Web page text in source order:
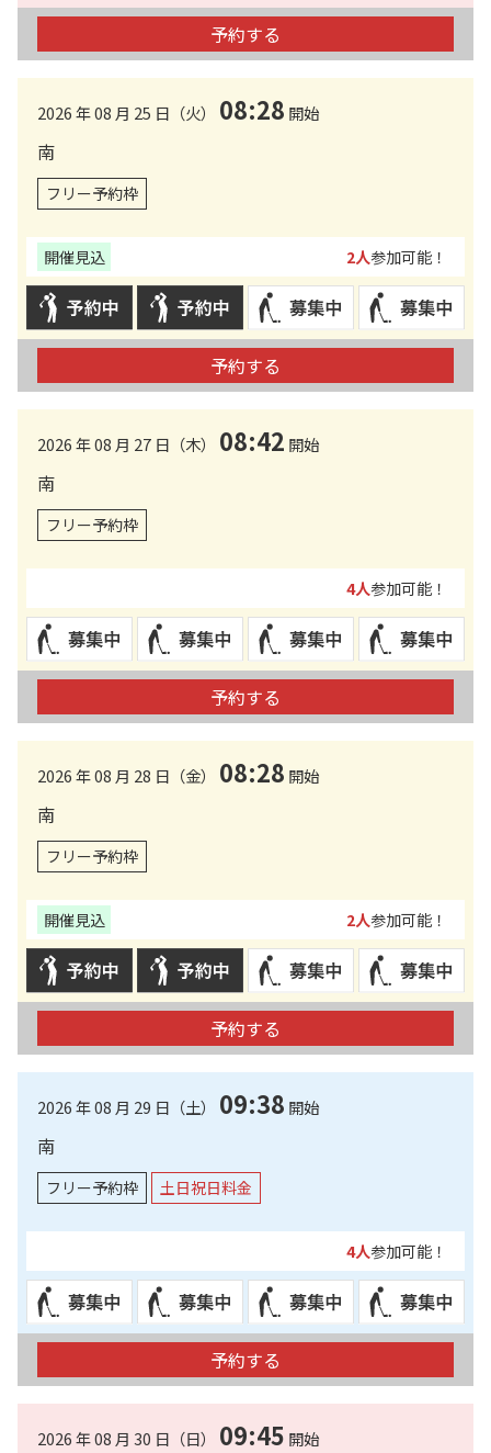
予約する
2026 年 08 月 25 日（火） 08:28 開始
南
フリー予約枠
開催見込 2人参加可能！
予約する
2026 年 08 月 27 日（木） 08:42 開始
南
フリー予約枠
4人参加可能！
予約する
2026 年 08 月 28 日（金） 08:28 開始
南
フリー予約枠
開催見込 2人参加可能！
予約する
2026 年 08 月 29 日（土） 09:38 開始
南
フリー予約枠 土日祝日料金
4人参加可能！
予約する
2026 年 08 月 30 日（日） 09:45 開始